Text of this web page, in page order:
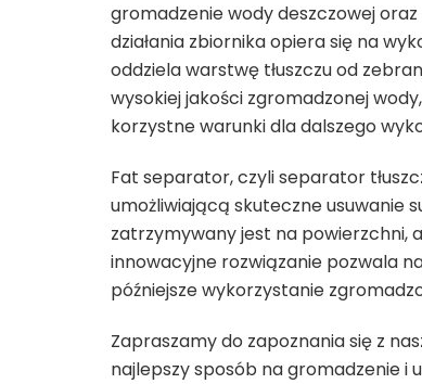
gromadzenie wody deszczowej
działania zbiornika opiera się na
oddziela warstwę tłuszczu od
wysokiej jakości zgromadzonej
korzystne warunki dla dalszego
Fat separator, czyli separator
umożliwiającą skuteczne usuwanie
zatrzymywany jest na powierzchni,
innowacyjne rozwiązanie pozwala
późniejsze wykorzystanie
Zapraszamy do zapoznania się z
najlepszy sposób na gromadzenie i